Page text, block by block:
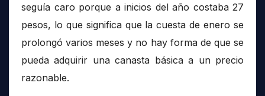
seguía caro porque a inicios del año costaba 27
pesos, lo que significa que la cuesta de enero se
prolongó varios meses y no hay forma de que se
pueda adquirir una canasta básica a un precio
razonable.